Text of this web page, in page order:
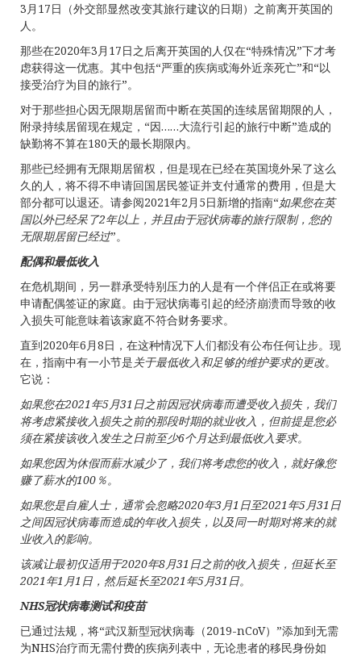
3月17日（外交部显然改变其旅行建议的日期）之前离开英国的
人。
那些在2020年3月17日之后离开英国的人仅在“特殊情况”下才考
虑获得这一优惠。其中包括“严重的疾病或海外近亲死亡”和“以
接受治疗为目的旅行”。
对于那些担心因无限期居留而中断在英国的连续居留期限的人，
附录持续居留现在规定，“因……大流行引起的旅行中断”造成的
缺勤将不算在180天的最长期限内。
那些已经拥有无限期居留权，但是现在已经在英国境外呆了这么
久的人，将不得不申请回国居民签证并支付通常的费用，但是大
部分都可以退还。请参阅2021年2月5日新增的指南“如果您在英
国以外已经呆了2年以上，并且由于冠状病毒的旅行限制，您的
无限期居留已经过”。
配偶和最低收入
在危机期间，另一群承受特别压力的人是有一个伴侣正在或将要
申请配偶签证的家庭。由于冠状病毒引起的经济崩溃而导致的收
入损失可能意味着该家庭不符合财务要求。
直到2020年6月8日，在这种情况下人们都没有公布任何让步。现
在，指南中有一小节是关于最低收入和足够的维护要求的更改。
它说：
如果您在2021年5月31 日之前因冠状病毒而遭受收入损失，我们
将考虑紧接收入损失之前的那段时期的就业收入，但前提是您必
须在紧接该收入发生之日前至少6个月达到最低收入要求。
如果您因为休假而薪水减少了，我们将考虑您的收入，就好像您
赚了薪水的100 ％。
如果您是自雇人士，通常会忽略2020年3月1 日至2021年5月31 日
之间因冠状病毒而造成的年收入损失，以及同一时期对将来的就
业收入的影响。
该减让最初仅适用于2020年8月31 日之前的收入损失，但延长至
2021年1 月1 日，然后延长至2021年5月31 日。
NHS冠状病毒测试和疫苗
已通过法规，将“武汉新型冠状病毒（2019-nCoV）”添加到无需
为NHS治疗而无需付费的疾病列表中，无论患者的移民身份如